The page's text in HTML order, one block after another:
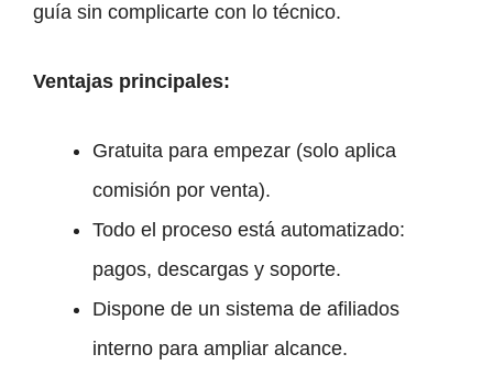
guía sin complicarte con lo técnico.
Ventajas principales:
Gratuita para empezar (solo aplica
comisión por venta).
Todo el proceso está automatizado:
pagos, descargas y soporte.
Dispone de un sistema de afiliados
interno para ampliar alcance.